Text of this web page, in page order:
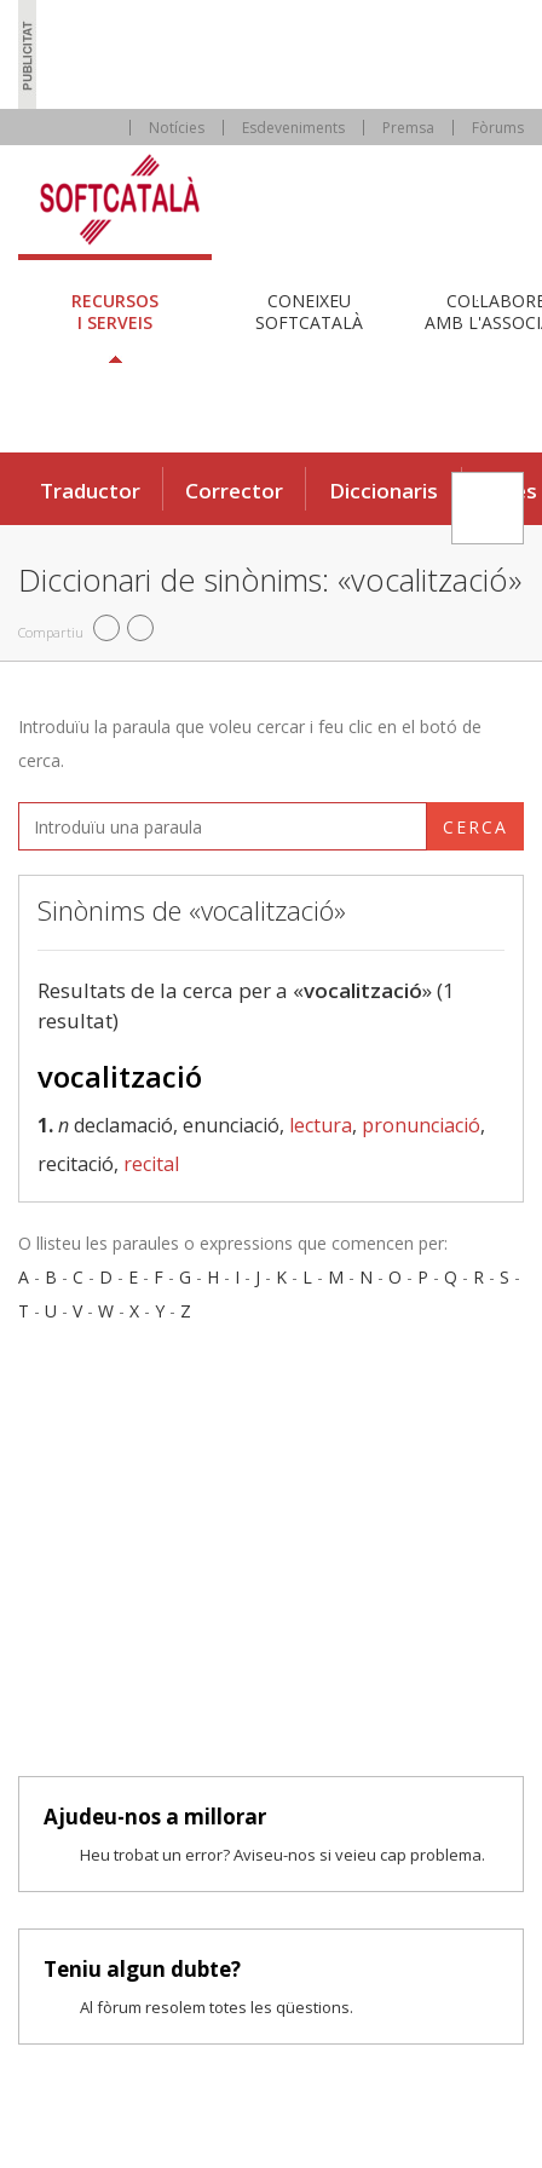
Notícies Esdeveniments Premsa Fòrums
RECURSOS
I SERVEIS
CONEIXEU
SOFTCATALÀ
AMB
Traductor Corrector Diccionaris Eines
Diccionari de sinònims: «vocalització»
Compartiu
Introduïu la paraula que voleu cercar i feu clic en el botó de
cerca.
CERCA
Sinònims de «vocalització»
Resultats de la cerca per a «vocalització» (1
resultat)
vocalització
1.ndeclamació, enunciació, lectura, pronunciació,
recitació, recital
O llisteu les paraules o expressions que comencen per:
A - B - C - D - E - F - G - H - I - J - K - L - M - N - O - P - Q - R - S -
T - U - V- W - X - Y - Z
Ajudeu-nos a millorar
Heu trobat un error? Aviseu-nos si veieu cap problema.
Teniu algun dubte?
Al fòrum resolem totes les qüestions.